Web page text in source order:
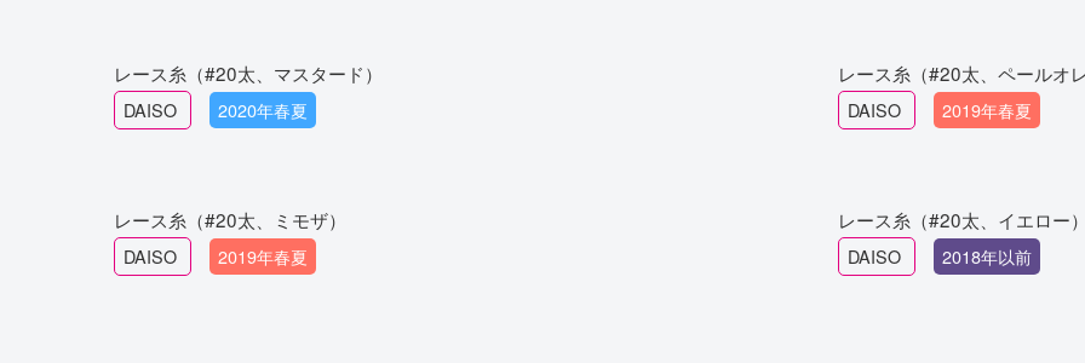
レース糸（#20太、マスタード）
DAISO 2020年春夏
レース糸（#20太、ペールオ
DAISO 2019年春夏
レース糸（#20太、ミモザ）
DAISO 2019年春夏
レース糸（#20太、イエロー）
DAISO 2018年以前